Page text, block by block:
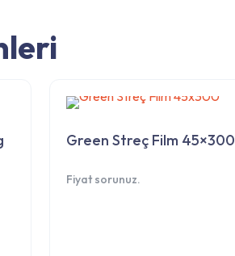
Green Streç Film 45×300
Fiyat sorunuz.